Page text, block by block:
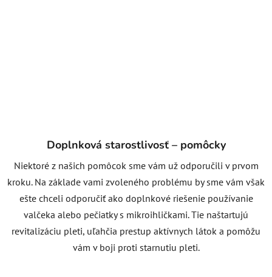
Doplnková starostlivosť – pomôcky
Niektoré z našich pomôcok sme vám už odporučili v prvom
kroku. Na základe vami zvoleného problému by sme vám však
ešte chceli odporučiť ako doplnkové riešenie používanie
valčeka alebo pečiatky s mikroihličkami. Tie naštartujú
revitalizáciu pleti, uľahčia prestup aktívnych látok a pomôžu
vám v boji proti starnutiu pleti.